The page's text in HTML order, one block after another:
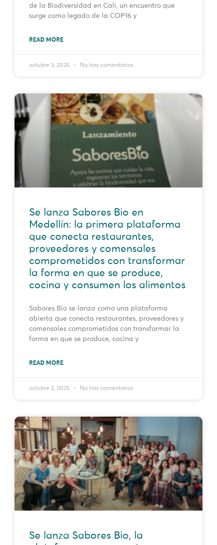
de la Biodiversidad en Cali, un encuentro que
surge como legado de la COP16 y
READ MORE
octubre 3, 2025 No hay comentarios
Se lanza Sabores Bio en
Medellín: la primera plataforma
que conecta restaurantes,
proveedores y comensales
comprometidos con transformar
la forma en que se produce,
cocina y consumen los alimentos
Sabores Bio se lanza como una plataforma
abierta que conecta restaurantes, proveedores y
comensales comprometidos con transformar la
forma en que se produce, cocina y
READ MORE
octubre 2, 2025 No hay comentarios
Se lanza Sabores Bio, la